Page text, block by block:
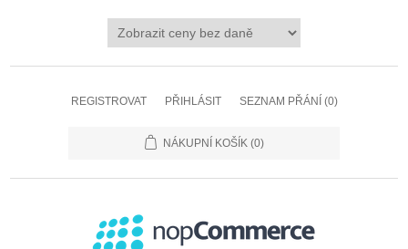
REGISTROVAT PŘIHLÁSIT SEZNAM PŘÁNÍ (0)
NÁKUPNÍ KOŠÍK (0)